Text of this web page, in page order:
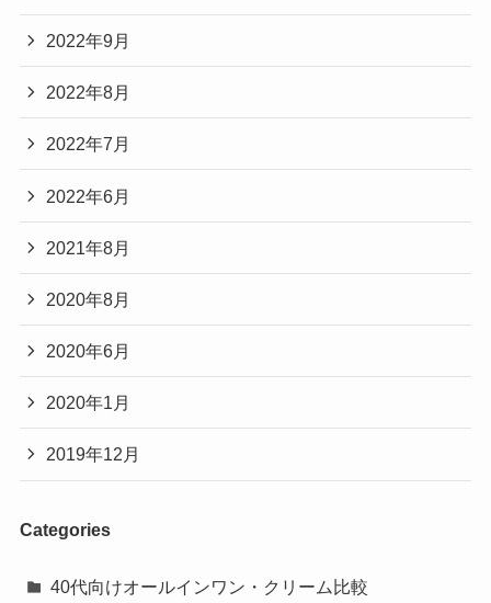
2022年9月
2022年8月
2022年7月
2022年6月
2021年8月
2020年8月
2020年6月
2020年1月
2019年12月
Categories
40代向けオールインワン・クリーム比較